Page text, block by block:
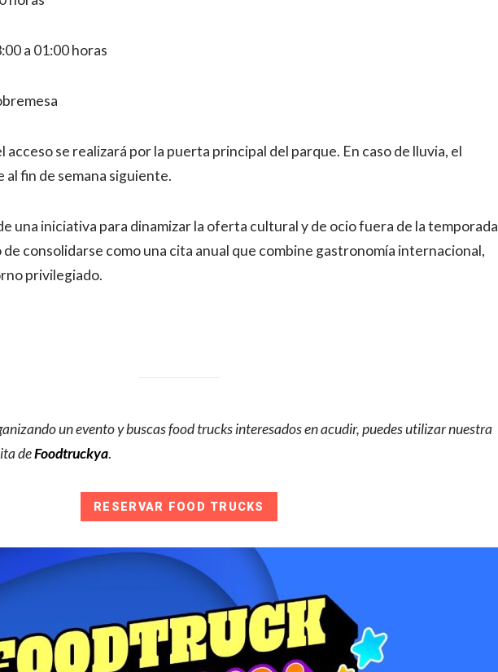
a 01:00 horas
acceso se realizará por la puerta principal del parque. En caso de lluvia, el
fin de semana siguiente.
una iniciativa para dinamizar la oferta cultural y de ocio fuera de la temporada
consolidarse como una cita anual que combine gastronomía internacional,
privilegiado.
un evento y buscas food trucks interesados en acudir, puedes utilizar nuestra
deFoodtruckya.
RESERVAR FOOD TRUCKS